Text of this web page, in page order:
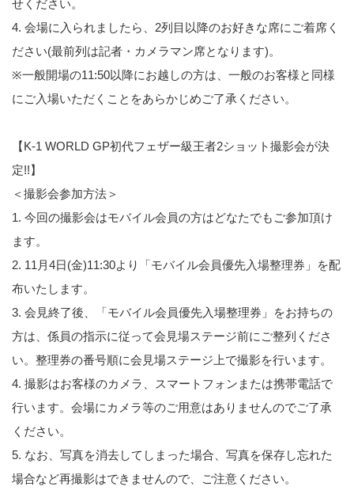
せください。
4. 会場に入られましたら、2列目以降のお好きな席にご着席く
ださい(最前列は記者・カメラマン席となります)。
※一般開場の11:50以降にお越しの方は、一般のお客様と同様
にご入場いただくことをあらかじめご了承ください。
【K-1 WORLD GP初代フェザー級王者2ショット撮影会が決
定!!】
＜撮影会参加方法＞
1. 今回の撮影会はモバイル会員の方はどなたでもご参加頂け
ます。
2. 11月4日(金)11:30より「モバイル会員優先入場整理券」を配
布いたします。
3. 会見終了後、「モバイル会員優先入場整理券」をお持ちの
方は、係員の指示に従って会見場ステージ前にご整列くださ
い。整理券の番号順に会見場ステージ上で撮影を行います。
4. 撮影はお客様のカメラ、スマートフォンまたは携帯電話で
行います。会場にカメラ等のご用意はありませんのでご了承
ください。
5. なお、写真を消去してしまった場合、写真を保存し忘れた
場合など再撮影はできませんので、ご注意ください。